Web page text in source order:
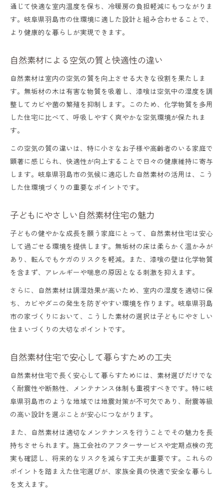
通じて快適な室内温度を保ち、冷暖房の負担軽減にもつながりま
す。岐阜県羽島市の住環境に適した設計と組み合わせることで、
より健康的な暮らしが実現できます。
自然素材による空気の質と快適性の違い
自然素材は室内の空気の質を向上させる大きな役割を果たしま
す。無垢材の木は有害な物質を吸着し、漆喰は空気中の湿度を調
整してカビや菌の繁殖を抑制します。このため、化学物質を多用
した住宅に比べて、呼吸しやすく爽やかな空気環境が保たれま
す。
この空気の質の違いは、特に小さなお子様や高齢者のいる家庭で
顕著に感じられ、快適性が向上することで日々の健康維持に寄与
します。岐阜県羽島市の気候に適応した自然素材の活用は、こう
した住環境づくりの重要なポイントです。
子どもにやさしい自然素材住宅の魅力
子どもの健やかな成長を願う家庭にとって、自然素材住宅は安心
して過ごせる環境を提供します。無垢材の床は柔らかく温かみが
あり、転んでもケガのリスクを軽減。また、漆喰の壁は化学物質
を含まず、アレルギーや喘息の原因となる刺激を抑えます。
さらに、自然素材は調湿効果が高いため、室内の湿度を適切に保
ち、カビやダニの発生を防ぎやすい環境を作ります。岐阜県羽島
市の家づくりにおいて、こうした素材の選択は子どもにやさしい
住まいづくりの大切なポイントです。
自然素材住宅で安心して暮らすための工夫
自然素材住宅で長く安心して暮らすためには、素材選びだけでな
く耐震性や断熱性、メンテナンス体制も重視すべきです。特に岐
阜県羽島市のような地域では地震対策が不可欠であり、耐震等級
の高い設計を選ぶことが安心につながります。
また、自然素材は適切なメンテナンスを行うことでその魅力を長
持ちさせられます。施工会社のアフターサービスや定期点検の充
実も確認し、将来的なリスクを減らす工夫が重要です。これらの
ポイントを踏まえた住宅選びが、家族全員の快適で安全な暮らし
を支えます。